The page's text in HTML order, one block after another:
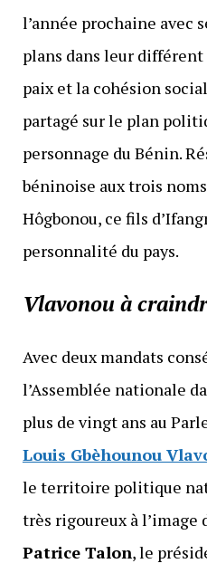
l’année prochaine avec
plans dans leur différent
paix et la cohésion
partagé sur le plan
personnage du Bénin.
béninoise aux trois
Hôgbonou, ce fils
personnalité du pays.
Vlavonou à
Avec deux mandats
l’Assemblée nationale
plus de vingt ans au
Louis Gbèhounou
le territoire politique
très rigoureux à l’image
Patrice Talon, le